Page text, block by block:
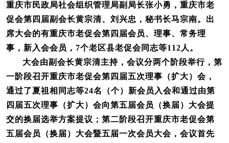
重庆市民政局社会组织管理局副局长张小勇，重庆市老
促会第四届副会长黄宗清、刘兴忠，秘书长马宗南。出
席大会的有重庆市老促会第四届会员、理事、常务理
事，新入会会员，7个老区县老促会同志等112人。
大会由副会长黄宗清主持，会议分两个阶段举行，第
一阶段召开重庆市老促会第四届五次理事（扩大）会，
通过了夏祖相同志等24名（个）新会员入会和通过由第
四届五次理事（扩大）会向第五届会员（换届）大会提
交的换届选举方案提议；第二阶段召开重庆市老促会第
五届会员（换届）大会暨五届一次会员大会，会议首先